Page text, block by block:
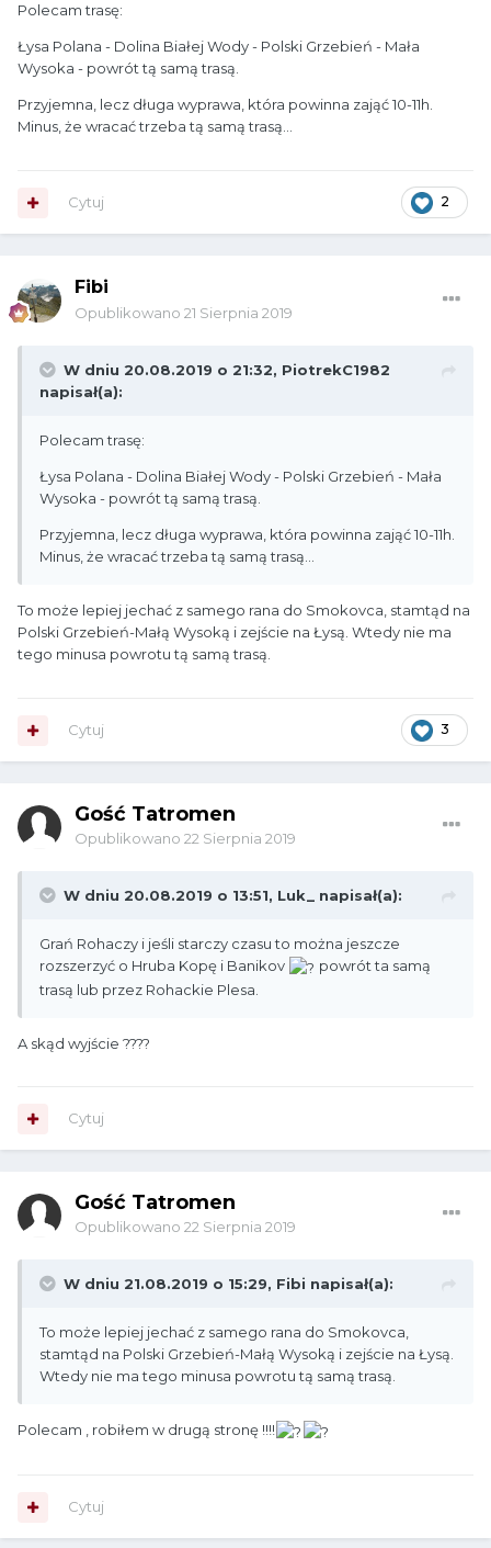
Polecam trasę:
Łysa Polana - Dolina Białej Wody - Polski Grzebień - Mała
Wysoka - powrót tą samą trasą.
Przyjemna, lecz długa wyprawa, która powinna zająć 10-11h.
Minus, że wracać trzeba tą samą trasą...
2
Cytuj
Fibi
Opublikowano 21 Sierpnia 2019
W dniu 20.08.2019 o 21:32, PiotrekC1982
napisał(a):
Polecam trasę:
Łysa Polana - Dolina Białej Wody - Polski Grzebień - Mała
Wysoka - powrót tą samą trasą.
Przyjemna, lecz długa wyprawa, która powinna zająć 10-11h.
Minus, że wracać trzeba tą samą trasą...
To może lepiej jechać z samego rana do Smokovca, stamtąd na
Polski Grzebień-Małą Wysoką i zejście na Łysą. Wtedy nie ma
tego minusa powrotu tą samą trasą.
3
Cytuj
Gość Tatromen
Opublikowano 22 Sierpnia 2019
W dniu 20.08.2019 o 13:51, Luk_ napisał(a):
Grań Rohaczy i jeśli starczy czasu to można jeszcze
rozszerzyć o Hruba Kopę i Banikov
powrót ta samą
trasą lub przez Rohackie Plesa.
A skąd wyjście ????
Cytuj
Gość Tatromen
Opublikowano 22 Sierpnia 2019
W dniu 21.08.2019 o 15:29, Fibi napisał(a):
To może lepiej jechać z samego rana do Smokovca,
stamtąd na Polski Grzebień-Małą Wysoką i zejście na Łysą.
Wtedy nie ma tego minusa powrotu tą samą trasą.
Polecam , robiłem w drugą stronę !!!!
Cytuj